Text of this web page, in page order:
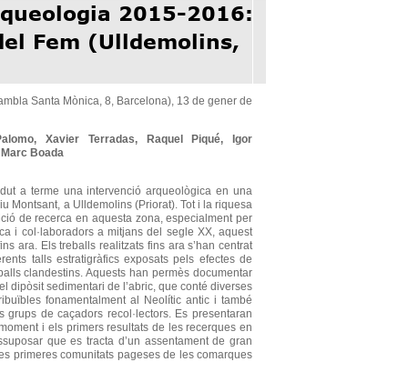
2015-2016:
Fem (Ulldemolins,
Santa Mònica, 8, Barcelona), 13 de gener de
Xavier Terradas, Raquel Piqué, Igor
Boada
a terme una intervenció arqueològica en una
Montsant, a Ulldemolins (Priorat). Tot i la riquesa
de recerca en aquesta zona, especialment per
i col·laboradors a mitjans del segle XX, aquest
ara. Els treballs realitzats fins ara s’han centrat
talls estratigràfics exposats pels efectes de
clandestins. Aquests han permès documentar
dipòsit sedimentari de l’abric, que conté diverses
fonamentalment al Neolític antic i també
grups de caçadors recol·lectors. Es presentaran
i els primers resultats de les recerques en
que es tracta d’un assentament de gran
primeres comunitats pageses de les comarques